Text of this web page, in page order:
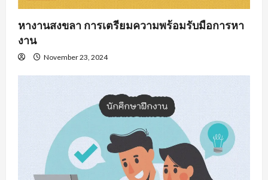
หางานสงขลา การเตรียมความพร้อมรับมือการหา
งาน
November 23, 2024